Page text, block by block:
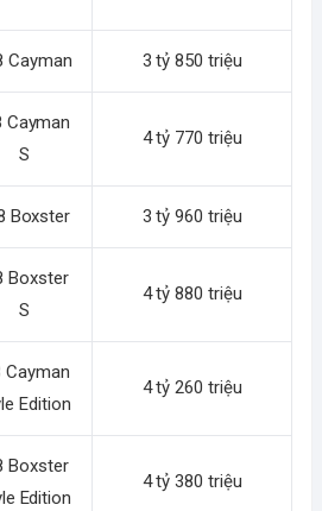
Cayman 3 tỷ 850 triệu
Cayman
S
4 tỷ 770 triệu
Boxster 3 tỷ 960 triệu
Boxster
S
4 tỷ 880 triệu
Cayman
Edition
4 tỷ 260 triệu
Boxster
Edition
4 tỷ 380 triệu